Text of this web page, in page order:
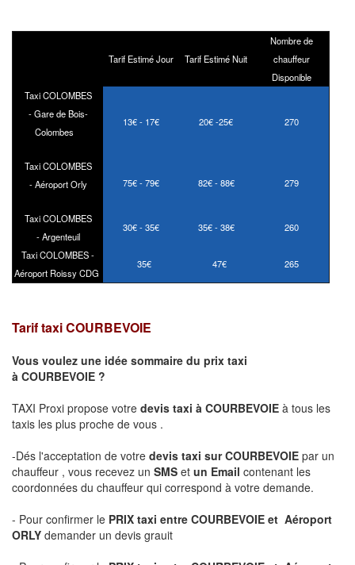
Tarif Estimé Jour Tarif Estimé Nuit
Nombre de
chauffeur
Disponible
Taxi COLOMBES
- Gare de Bois-
Colombes
13€ - 17€ 20€ -25€ 270
Taxi COLOMBES
- Aéroport Orly
75€ - 79€ 82€ - 88€ 279
Taxi COLOMBES
- Argenteuil
30€ - 35€ 35€ - 38€ 260
Taxi COLOMBES -
Aéroport Roissy CDG
35€ 47€ 265
Tarif taxi COURBEVOIE
Vous voulez une idée sommaire du prix taxi
à COURBEVOIE ?
TAXI Proxi propose votre devis taxi à COURBEVOIE à tous les
taxis les plus proche de vous .
-Dés l'acceptation de votre devis taxi sur COURBEVOIE par un
chauffeur , vous recevez un SMS et un Email contenant les
coordonnées du chauffeur qui correspond à votre demande.
- Pour confirmer le PRIX taxi entre COURBEVOIE et Aéroport
ORLY demander un devis grauit